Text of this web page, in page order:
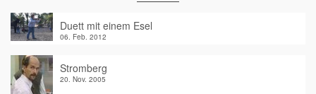
Duett mit einem Esel
06. Feb. 2012
Stromberg
20. Nov. 2005